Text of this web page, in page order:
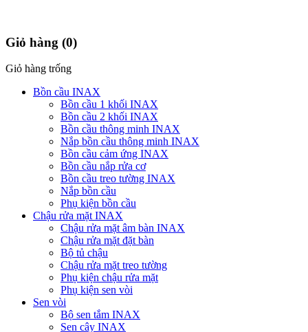
Giỏ hàng (0)
Giỏ hàng trống
Bồn cầu INAX
Bồn cầu 1 khối INAX
Bồn cầu 2 khối INAX
Bồn cầu thông minh INAX
Nắp bồn cầu thông minh INAX
Bồn cầu cảm ứng INAX
Bồn cầu nắp rửa cơ
Bồn cầu treo tường INAX
Nắp bồn cầu
Phụ kiện bồn cầu
Chậu rửa mặt INAX
Chậu rửa mặt âm bàn INAX
Chậu rửa mặt đặt bàn
Bộ tủ chậu
Chậu rửa mặt treo tường
Phụ kiện chậu rửa mặt
Phụ kiện sen vòi
Sen vòi
Bộ sen tắm INAX
Sen cây INAX